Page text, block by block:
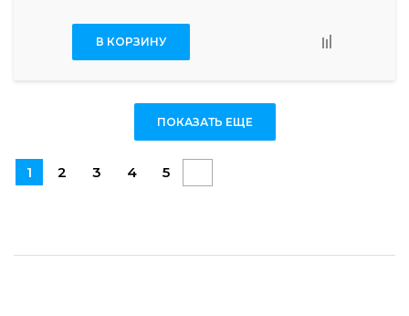
В КОРЗИНУ
ПОКАЗАТЬ ЕЩЕ
1 2 3 4 5